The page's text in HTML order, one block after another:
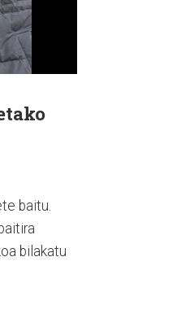
baitu.
bilakatu